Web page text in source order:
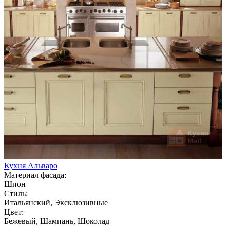
Кухня Альваро
Материал фасада:
Шпон
Стиль:
Итальянский, Эксклюзивные
Цвет:
Бежевый, Шампань, Шоколад